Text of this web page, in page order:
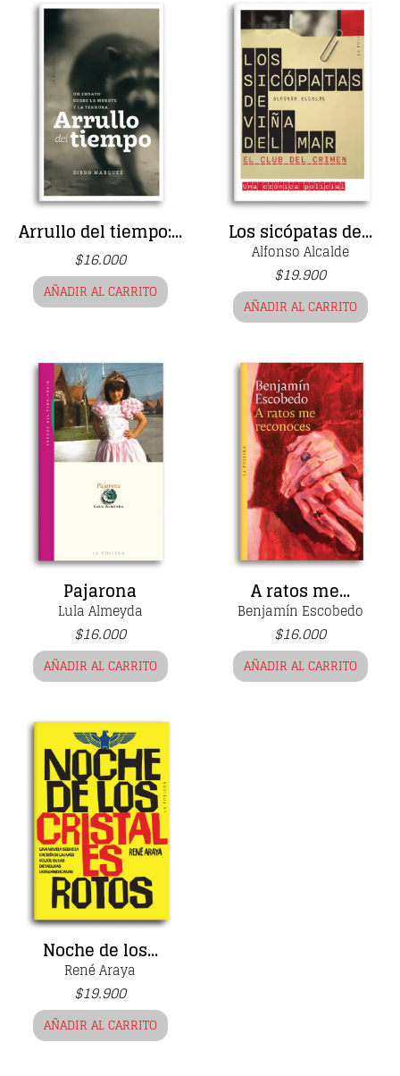
Arrullo del tiempo:...
$16.000
AÑADIR AL CARRITO
Los sicópatas de...
$19.900
Alfonso Alcalde
AÑADIR AL CARRITO
Pajarona
$16.000
Lula Almeyda
AÑADIR AL CARRITO
A ratos me...
$16.000
Benjamín Escobedo
AÑADIR AL CARRITO
Noche de los...
$19.900
René Araya
AÑADIR AL CARRITO